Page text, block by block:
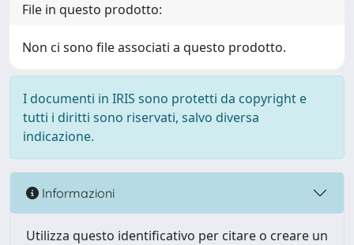
File in questo prodotto:
Non ci sono file associati a questo prodotto.
I documenti in IRIS sono protetti da copyright e
tutti i diritti sono riservati, salvo diversa
indicazione.
Informazioni
Utilizza questo identificativo per citare o creare un